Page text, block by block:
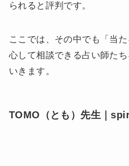
られると評判です。
ここでは、その中でも「当
心して相談できる占い師た
いきます。
TOMO（とも）先生｜